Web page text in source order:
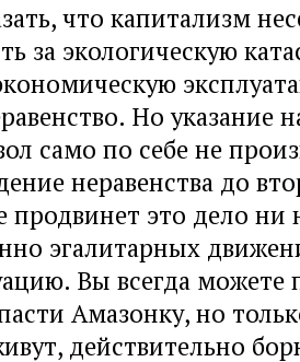
что капитализм
за экологическую
Но указание
само по себе не
неравенства до
продвинет это дело
эгалитарных
Вы всегда можете
Амазонку, но
действительно